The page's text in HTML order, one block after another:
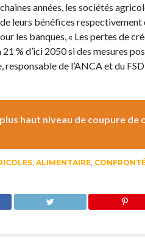
années, les sociétés
leurs bénéfices respectivement
les banques, « Les pertes de
% d’ici 2050 si des mesures
de l’ANCA et du
haut niveau de coupure de
, ALIMENTAIRE,